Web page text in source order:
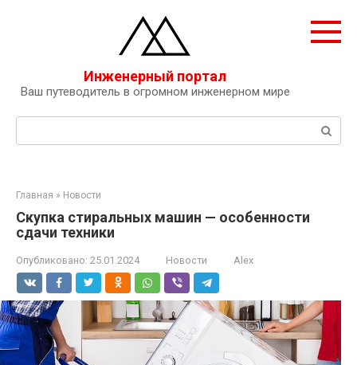
Инженерный портал
Ваш путеводитель в огромном инженерном мире
Поиск:
Главная » Новости
Скупка стиральных машин — особенности
сдачи техники
Опубликовано: 25.01.2024 Новости Alex